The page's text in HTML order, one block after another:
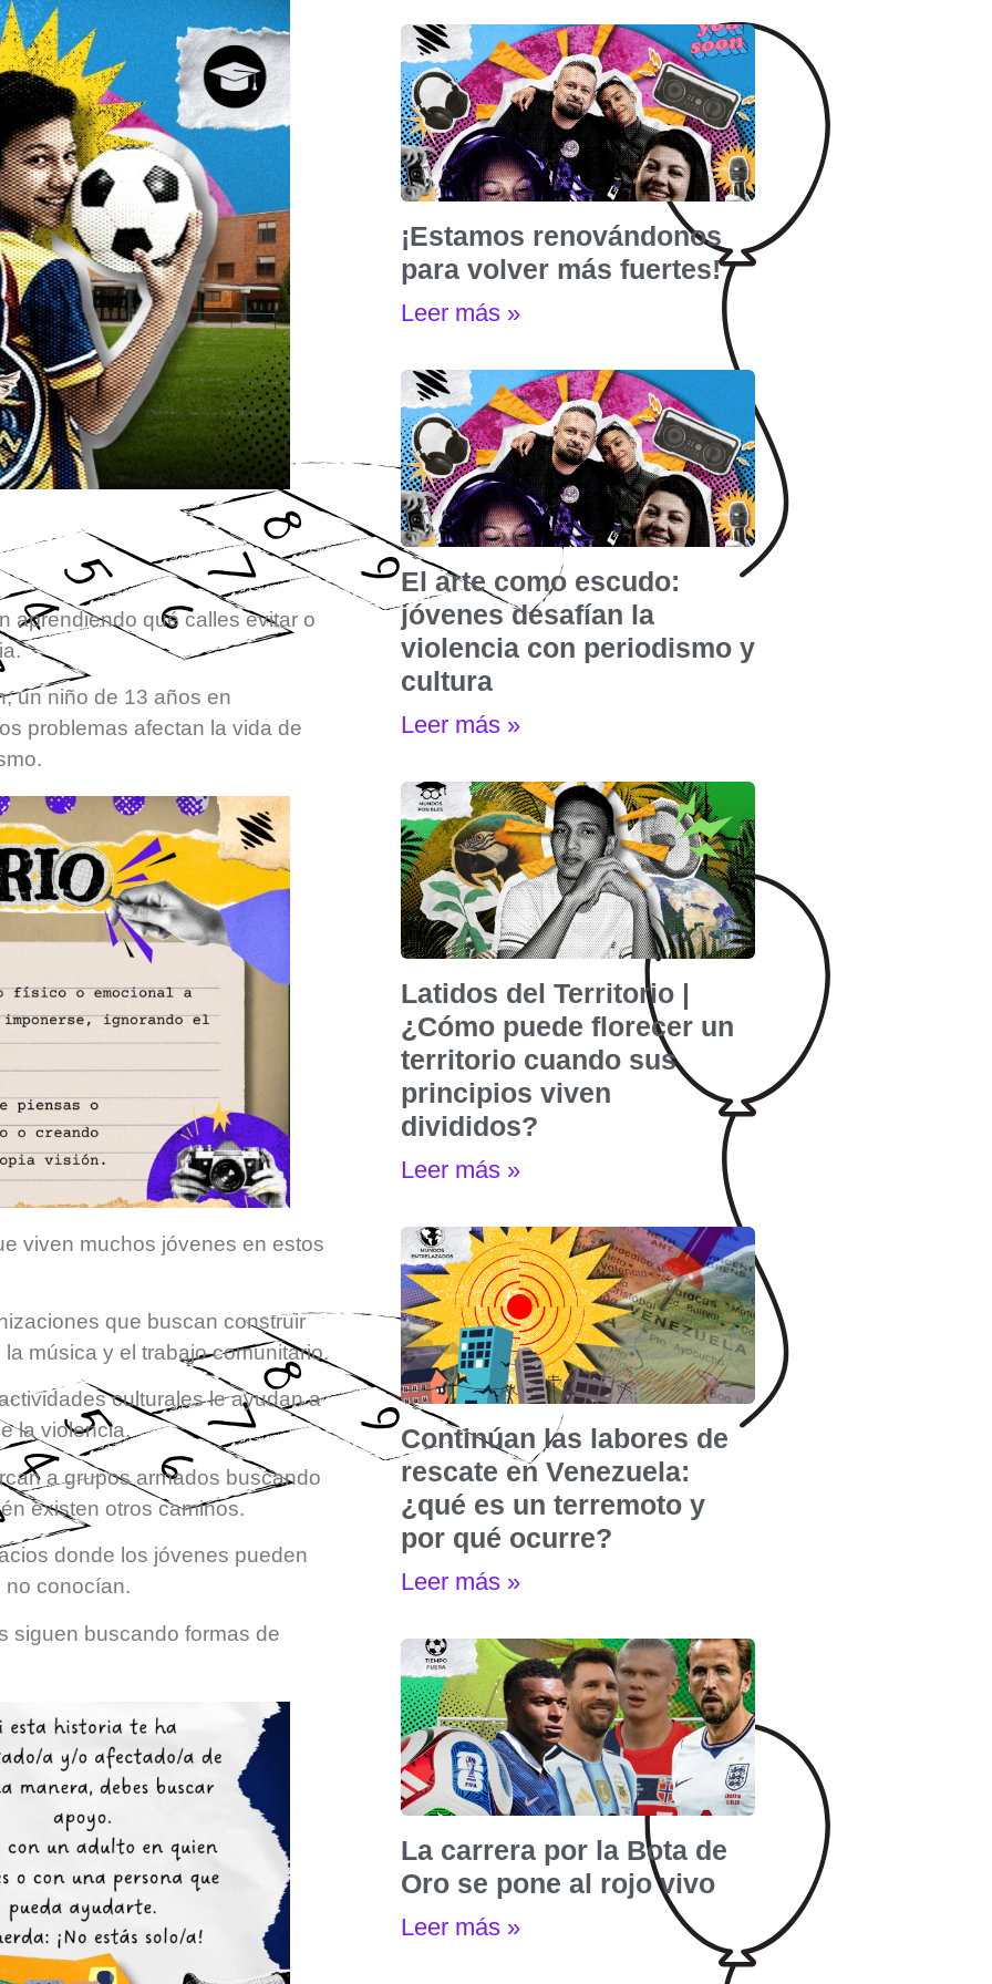
aprendiendo qué calles evitar o
un niño de 13 años en
problemas afectan la vida de
viven muchos jóvenes en estos
que buscan construir
música y el trabajo comunitario.
culturales le ayudan a
la violencia.
a grupos armados buscando
existen otros caminos.
donde los jóvenes pueden
no conocían.
siguen buscando formas de
¡Estamos renovándonos
para volver más fuertes!
Leer más »
El arte como escudo:
jóvenes desafían la
violencia con periodismo y
cultura
Leer más »
Latidos del Territorio |
¿Cómo puede florecer un
territorio cuando sus
principios viven
divididos?
Leer más »
Continúan las labores de
rescate en Venezuela:
¿qué es un terremoto y
por qué ocurre?
Leer más »
La carrera por la Bota de
Oro se pone al rojo vivo
Leer más »